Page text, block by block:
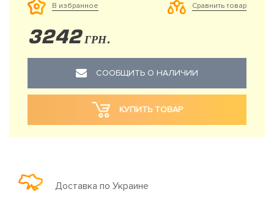
В избранное Сравнить товар
3242 ГРН.
СООБЩИТЬ О НАЛИЧИИ
КУПИТЬ ТОВАР
Доставка по Украине